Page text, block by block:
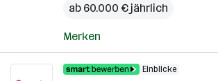
ab 60.000 € jährlich
Merken
Einblicke